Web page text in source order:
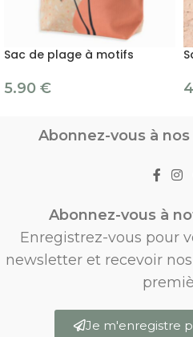
Sac de plage à motifs
5.90 €
Abonnez-vous à
Abonnez-vous à
Enregistrez-vous pour
newsletter et recevoir
Je m'enregistre